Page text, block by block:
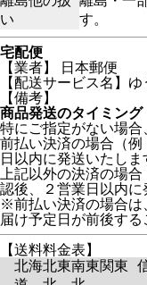
い
す。
宅配便
【業者】 日本郵便
【配送サービス名】ゆ
【備考】
商品発送のタイミング
特にご指定がない場合
前払い決済の場合（
日以内に発送いたしま
上記以外の決済の場
認後、２営業日以内に
※前払い決済の場合は
届け予定日が前後する
【送料料金表】
北海北東南東関東